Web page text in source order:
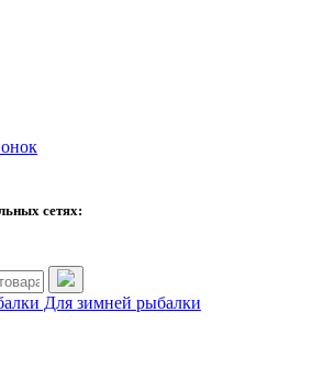
сетях:
Для зимней рыбалки